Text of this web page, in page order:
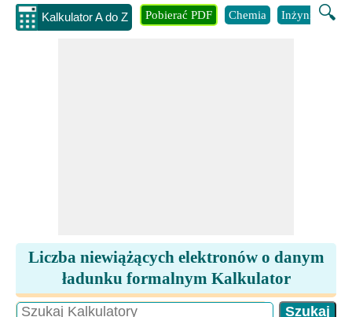
Kalkulator A do Z 🔍
Pobierać PDF Chemia Inżynieria
Liczba niewiążących elektronów o danym
ładunku formalnym Kalkulator